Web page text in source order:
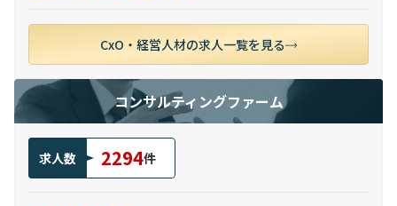
CxO・経営人材の求人一覧を見る
コンサルティングファーム
求人数 2294件